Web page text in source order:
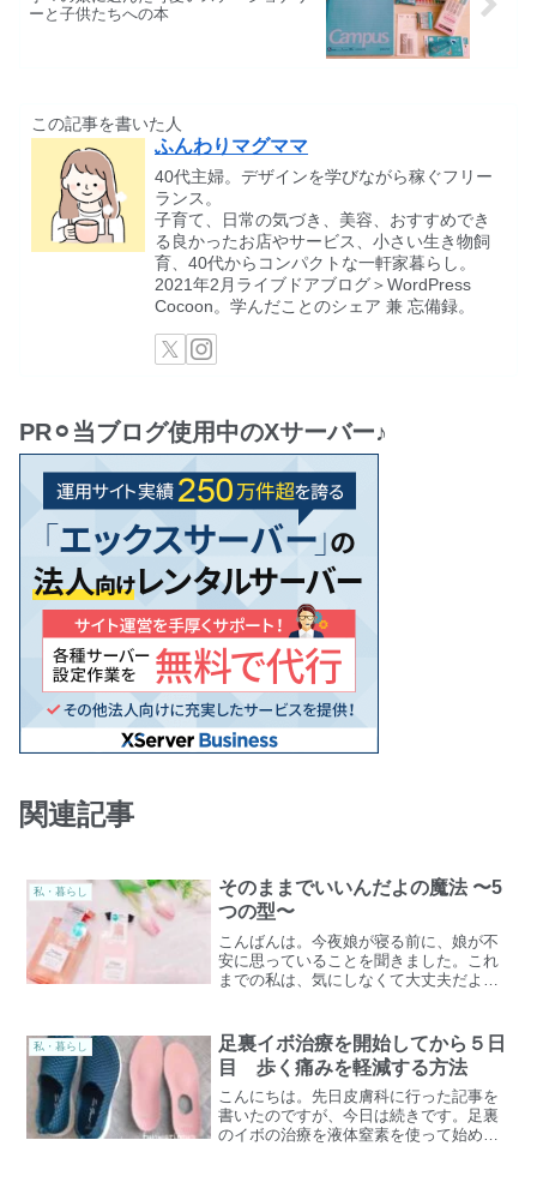
ーと子供たちへの本
この記事を書いた人
ふんわりマグママ
40代主婦。デザインを学びながら稼ぐフリー
ランス。
子育て、日常の気づき、美容、おすすめでき
る良かったお店やサービス、小さい生き物飼
育、40代からコンパクトな一軒家暮らし。
2021年2月ライブドアブログ＞WordPress
Cocoon。学んだことのシェア 兼 忘備録。
PR⚪︎当ブログ使用中のXサーバー♪
関連記事
私・暮らし
そのままでいいんだよの魔法 〜5
つの型〜
こんばんは。今夜娘が寝る前に、娘が不
安に思っていることを聞きました。これ
までの私は、気にしなくて大丈夫だよと
こかイライラしていたかもしれません。
でも、今日は抱きしめたま...
私・暮らし
足裏イボ治療を開始してから５日
目 歩く痛みを軽減する方法
こんにちは。先日皮膚科に行った記事を
書いたのですが、今日は続きです。足裏
のイボの治療を液体窒素を使って始めま